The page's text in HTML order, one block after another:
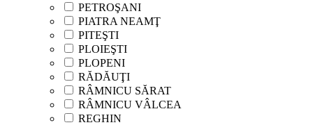
PETROŞANI
PIATRA NEAMŢ
PITEŞTI
PLOIEŞTI
PLOPENI
RĂDĂUŢI
RÂMNICU SĂRAT
RÂMNICU VÂLCEA
REGHIN